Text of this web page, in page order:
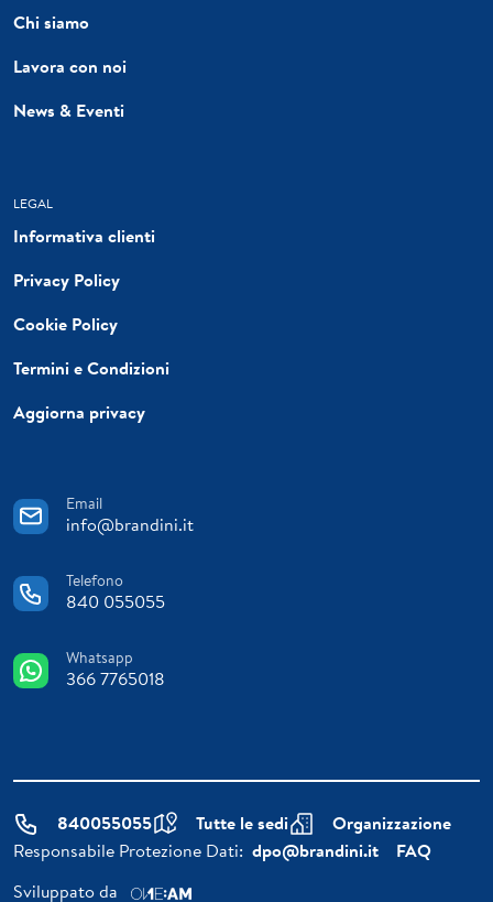
Chi siamo
Lavora con noi
News & Eventi
LEGAL
Informativa clienti
Privacy Policy
Cookie Policy
Termini e Condizioni
Aggiorna privacy
Email
info@brandini.it
Telefono
840 055055
Whatsapp
366 7765018
840055055 Tutte le sedi
Organizzazione
Responsabile Protezione Dati: dpo@brandini.it
FAQ
Sviluppato da